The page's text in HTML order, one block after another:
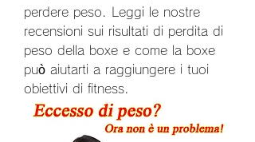
perdere peso. Leggi le nostre
recensioni sui risultati di perdita di
peso della boxe e come la boxe
può aiutarti a raggiungere i tuoi
obiettivi di fitness.